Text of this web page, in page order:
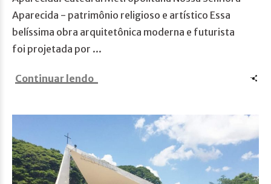
Aparecida - patrimônio religioso e artístico Essa
belíssima obra arquitetônica moderna e futurista
foi projetada por ...
Continuar lendo